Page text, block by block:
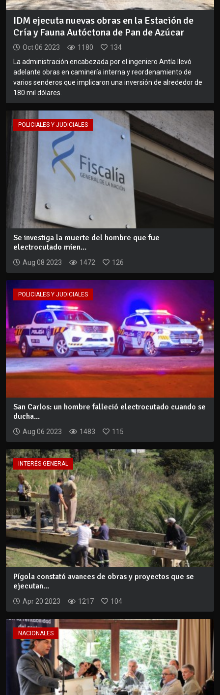
IDM ejecuta nuevas obras en la Estación de
Cría y Fauna Autóctona de Pan de Azúcar
Oct 06 2023 1180
134
La administración encabezada por el ingeniero Antía llevó
adelante obras en caminería interna y reordenamiento de
varios senderos que implicaron una inversión de alrededor de
180 mil dólares.
POLICIALES Y JUDICIALES
Se investiga la muerte del hombre que fue
electrocutado mien...
Aug 08 2023 1472 126
POLICIALES Y JUDICIALES
San Carlos: un hombre falleció electrocutado cuando se
ducha...
Aug 06 2023 1483 115
INTERÉS GENERAL
Pígola constató avances de obras y proyectos que se
ejecutan...
Apr 20 2023 1217 104
NACIONALES